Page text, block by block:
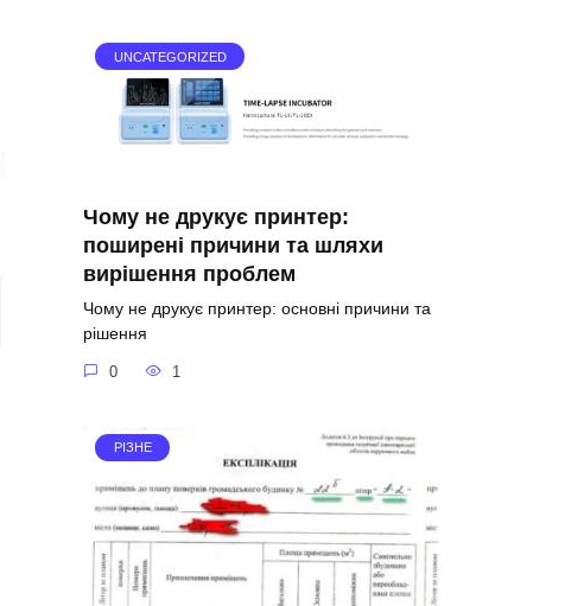
UNCATEGORIZED
Чому не друкує принтер:
поширені причини та шляхи
вирішення проблем
Чому не друкує принтер: основні причини та
рішення
0 1
РІЗНЕ